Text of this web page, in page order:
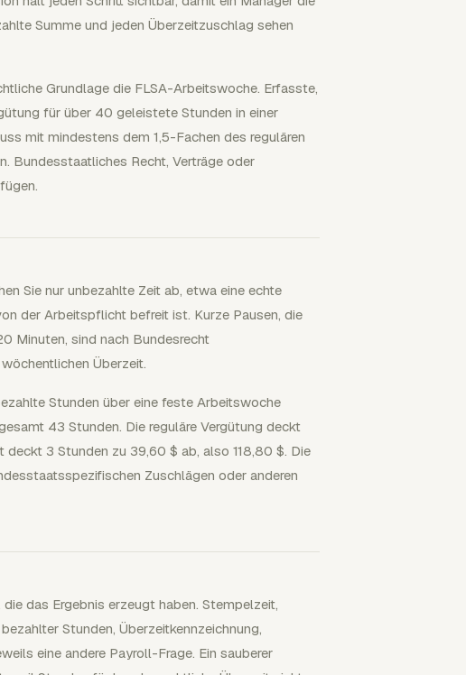
Summe und jeden Überzeitzuschlag sehen
Grundlage die FLSA-Arbeitswoche. Erfasste,
für über 40 geleistete Stunden in einer
mit mindestens dem 1,5-Fachen des regulären
Bundesstaatliches Recht, Verträge oder
Sie nur unbezahlte Zeit ab, etwa eine echte
der Arbeitspflicht befreit ist. Kurze Pausen, die
Minuten, sind nach Bundesrecht
Überzeit.
Stunden über eine feste Arbeitswoche
43 Stunden. Die reguläre Vergütung deckt
3 Stunden zu 39,60 $ ab, also 118,80 $. Die
Zuschlägen oder anderen
das Ergebnis erzeugt haben. Stempelzeit,
Stunden, Überzeitkennzeichnung,
eine andere Payroll-Frage. Ein sauberer